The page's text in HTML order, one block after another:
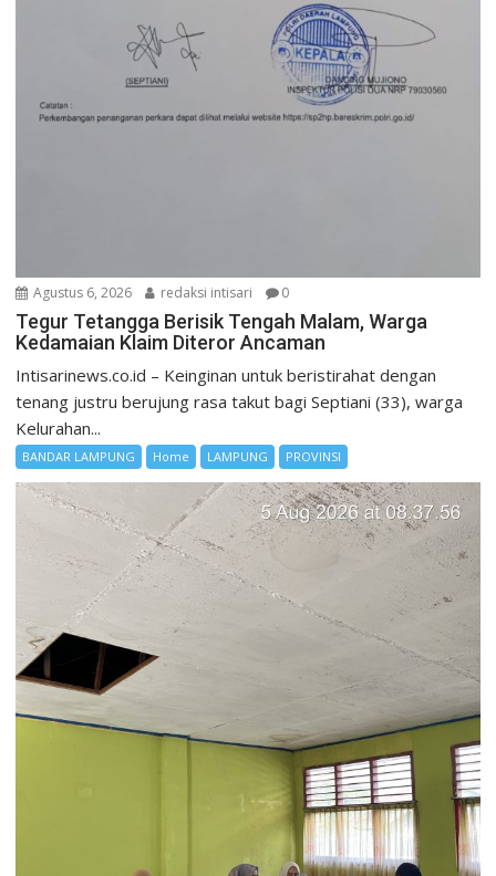
Agustus 6, 2026 redaksi intisari 0
Tegur Tetangga Berisik Tengah Malam, Warga
Kedamaian Klaim Diteror Ancaman
Intisarinews.co.id – Keinginan untuk beristirahat dengan
tenang justru berujung rasa takut bagi Septiani (33), warga
Kelurahan...
BANDAR LAMPUNG Home LAMPUNG PROVINSI